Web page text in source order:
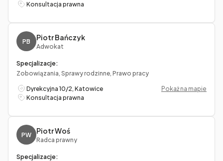
Konsultacja prawna
PB Piotr Bańczyk
Adwokat
Specjalizacje:
Zobowiązania, Sprawy rodzinne, Prawo pracy
Dyrekcyjna 10/2, Katowice
Pokaż na mapie
Konsultacja prawna
PW Piotr Woś
Radca prawny
Specjalizacje: